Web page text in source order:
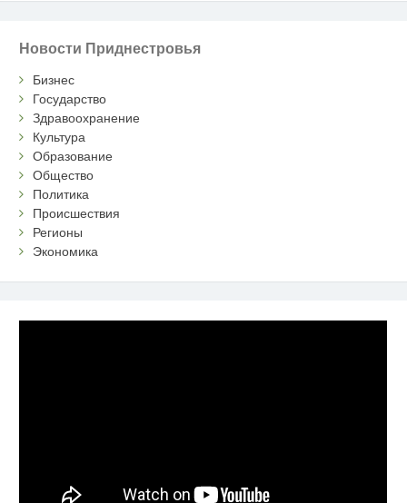
Новости Приднестровья
Бизнес
Государство
Здравоохранение
Культура
Образование
Общество
Политика
Происшествия
Регионы
Экономика